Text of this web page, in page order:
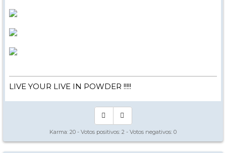
LIVE YOUR LIVE IN POWDER !!!!!
Karma: 20 - Votos positivos: 2 - Votos negativos: 0